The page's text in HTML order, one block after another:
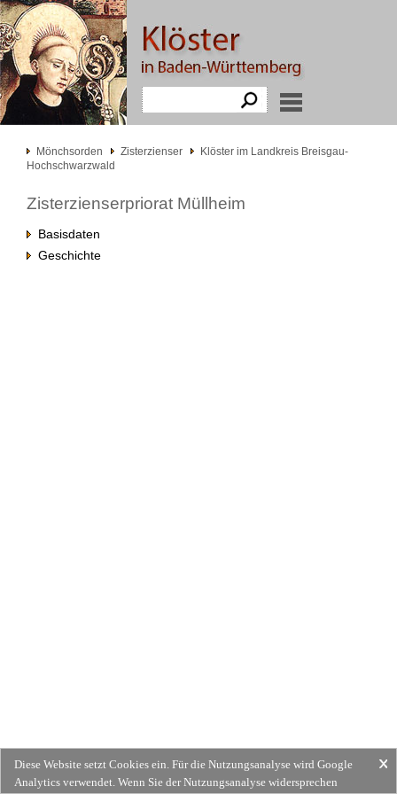
Mönchsorden Zisterzienser
Klöster im Landkreis Breisgau-
Hochschwarzwald
Zisterzienserpriorat Müllheim
Basisdaten
Geschichte
Diese Website setzt Cookies ein. Für die Nutzungsanalyse wird Google
Analytics verwendet. Wenn Sie der Nutzungsanalyse widersprechen